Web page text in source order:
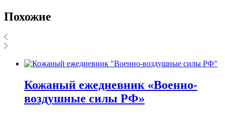
Похожие
Кожаный ежедневник «Военно-
воздушные силы РФ»